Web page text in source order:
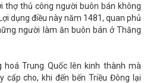
thợ thủ công người buôn bán không
dụng điều này năm 1481, quan phủ
người làm ăn buôn bán ở Thăng
hoá Trung Quốc lên kinh thành mà
cấp cho, khi đến bến Triều Đông lại